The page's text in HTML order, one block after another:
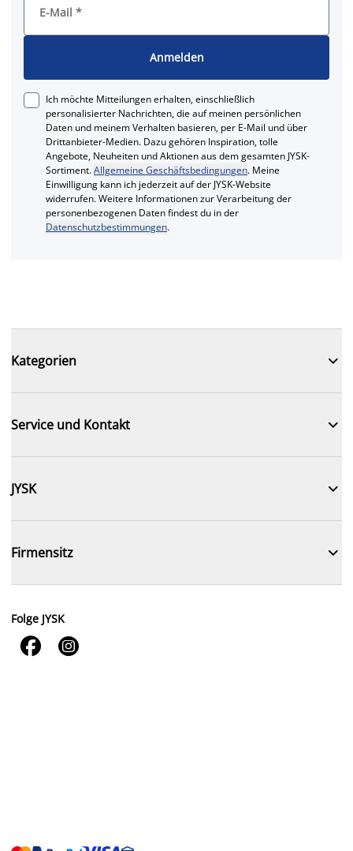
E-Mail *
Anmelden
Ich möchte Mitteilungen erhalten, einschließlich
personalisierter Nachrichten, die auf meinen persönlichen
Daten und meinem Verhalten basieren, per E-Mail und über
Drittanbieter-Medien. Dazu gehören Inspiration, tolle
Angebote, Neuheiten und Aktionen aus dem gesamten JYSK-
Sortiment.Allgemeine Geschäftsbedingungen. Meine
Einwilligung kann ich jederzeit auf der JYSK-Website
widerrufen. Weitere Informationen zur Verarbeitung der
personenbezogenen Daten findest du in der
Datenschutzbestimmungen.
Kategorien 
Service und Kontakt 
JYSK 
Firmensitz 
Folge JYSK
 